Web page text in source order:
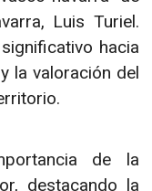
Luis Turiel.
hacia
la valoración del
de la
destacando la